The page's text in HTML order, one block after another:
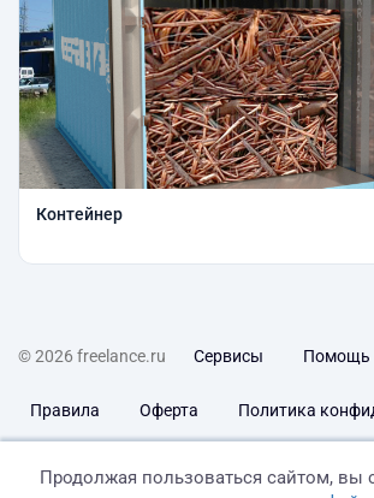
Контейнер
© 2026 freelance.ru Сервисы Помощь
Правила Оферта Политика
Продолжая пользоваться сайтом, вы